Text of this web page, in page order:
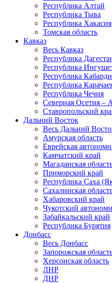
Республика Алтай
Республика Тыва
Республика Хакасия
Томская область
Кавказ
Весь Кавказ
Республика
Республика
Республика
Республика
Республика Чечня
Северная Осетия –
Ставропольский
Дальний Восток
Весь Дальний
Амурская область
Еврейская
Камчатский край
Магаданская
Приморский край
Республика Саха
Сахалинская
Хабаровский край
Чукотский
Забайкальский край
Республика Бурятия
Донбасс
Весь Донбасс
Запорожская
Херсонская область
ЛНР
ДНР